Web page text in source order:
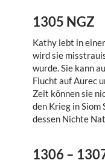
1305 NGZ
Kathy lebt in
wird sie
wurde. Sie kann
Flucht auf Aurec
Zeit können sie
den Krieg in Siom
dessen Nichte
1306 –